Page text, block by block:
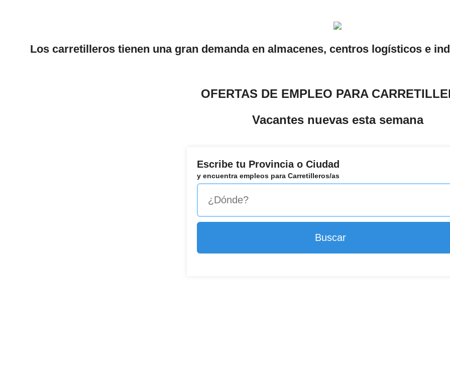
Los carretilleros tienen una gran demanda en almacenes, centros logísticos e
OFERTAS DE EMPLEO PARA
Vacantes nuevas esta semana
Escribe tu Provincia o Ciudad
y encuentra empleos para Carretilleros/as